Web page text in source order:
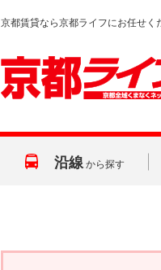
京都賃貸なら京都ライフにお任せく
沿線 から探す